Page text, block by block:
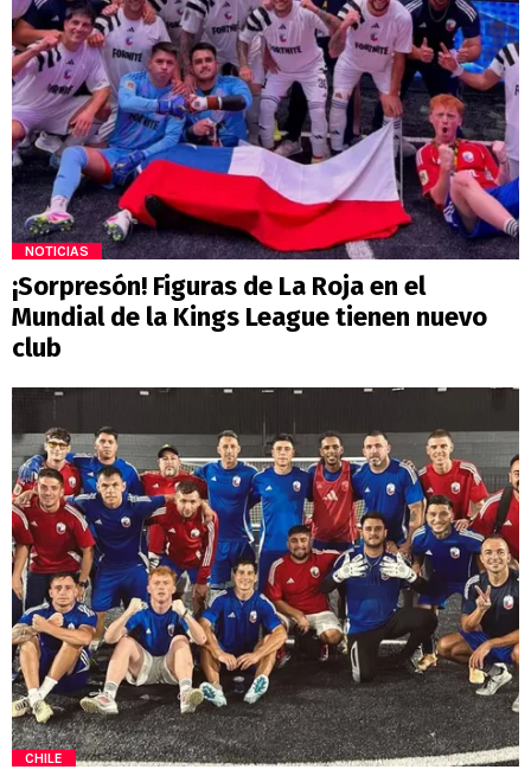
NOTICIAS
¡Sorpresón! Figuras de La Roja en el
Mundial de la Kings League tienen nuevo
club
CHILE